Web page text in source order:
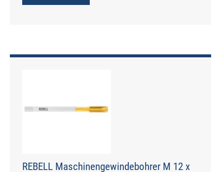
REBELL Maschinengewindebohrer M 12 x